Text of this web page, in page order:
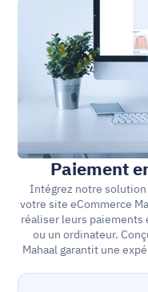
Paiement
Intégrez notre
votre site eCommerce
réaliser leurs paiements
ou un ordinateur.
Mahaal garantit une